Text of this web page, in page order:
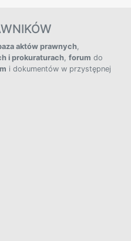
aktów prawnych,
i prokuraturach, forum do
i dokumentów w przystępnej